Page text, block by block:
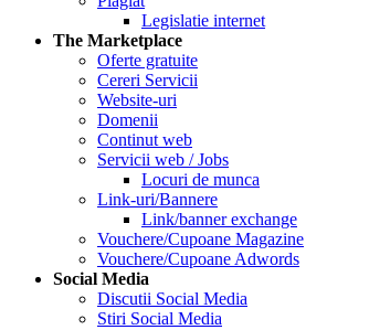
Legislatie internet
The Marketplace
Oferte gratuite
Cereri Servicii
Website-uri
Domenii
Continut web
Servicii web / Jobs
Locuri de munca
Link-uri/Bannere
Link/banner exchange
Vouchere/Cupoane Magazine
Vouchere/Cupoane Adwords
Social Media
Discutii Social Media
Stiri Social Media